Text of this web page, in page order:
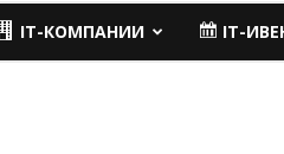
IT-КОМПАНИИ IT-